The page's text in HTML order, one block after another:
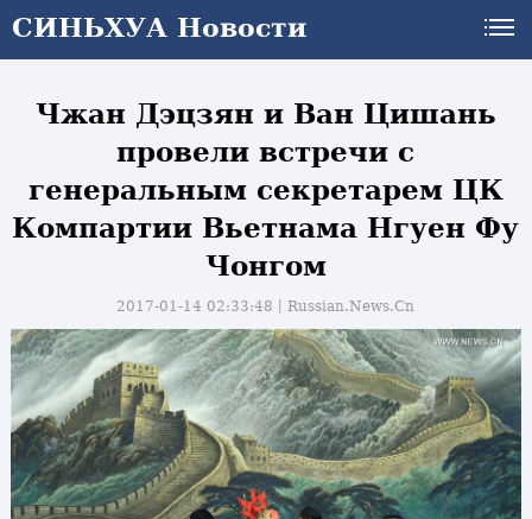
СИНЬХУА Новости
Чжан Дэцзян и Ван Цишань
провели встречи с
генеральным секретарем ЦК
Компартии Вьетнама Нгуен Фу
Чонгом
2017-01-14 02:33:48丨Russian.News.Cn